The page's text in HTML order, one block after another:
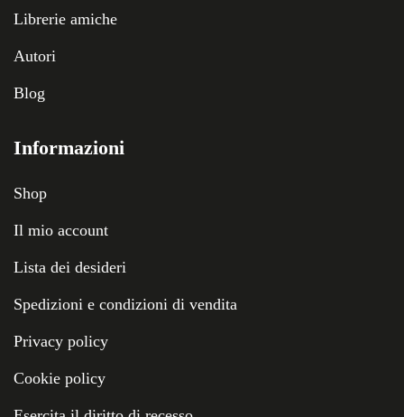
Librerie amiche
Autori
Blog
Informazioni
Shop
Il mio account
Lista dei desideri
Spedizioni e condizioni di vendita
Privacy policy
Cookie policy